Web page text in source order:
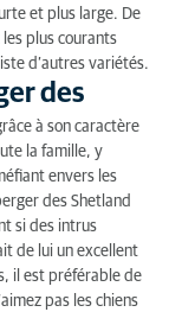
des
berger des
Shetland ?
?
et plus large. De
les plus courants
d’autres variétés.
des
à son caractère
la famille, y
envers les
des Shetland
si des intrus
de lui un excellent
il est préférable de
pas les chiens